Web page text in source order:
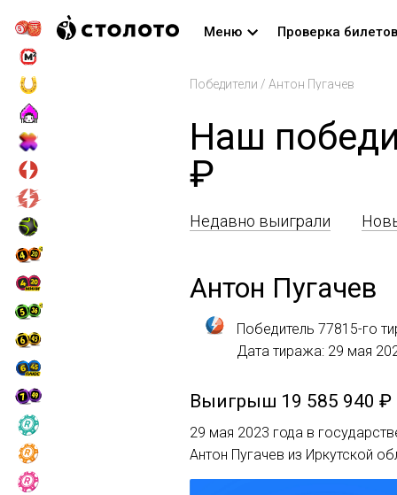
Меню Проверка билетов
Победители / Антон Пугачев
Наш
₽
Недавно выиграли
Антон Пугачев
Победитель 77815-го
Дата тиража: 29 мая
Выигрыш 19 585 940 ₽
29 мая 2023 года в
Антон Пугачев из Иркутской